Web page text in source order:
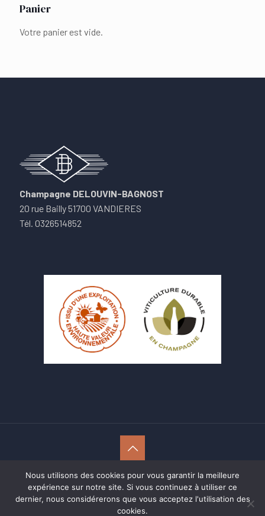
Panier
Votre panier est vide.
Champagne DELOUVIN-BAGNOST
20 rue Bailly 51700 VANDIERES
Tél. 0326514852
© 2020 CHAMPAGNE DELOUVIN BAGNOST
Farman-communication : agence de communication
Reims, Epernay
Nous utilisons des cookies pour vous garantir la meilleure
expérience sur notre site. Si vous continuez à utiliser ce
dernier, nous considérerons que vous acceptez l'utilisation des
cookies.